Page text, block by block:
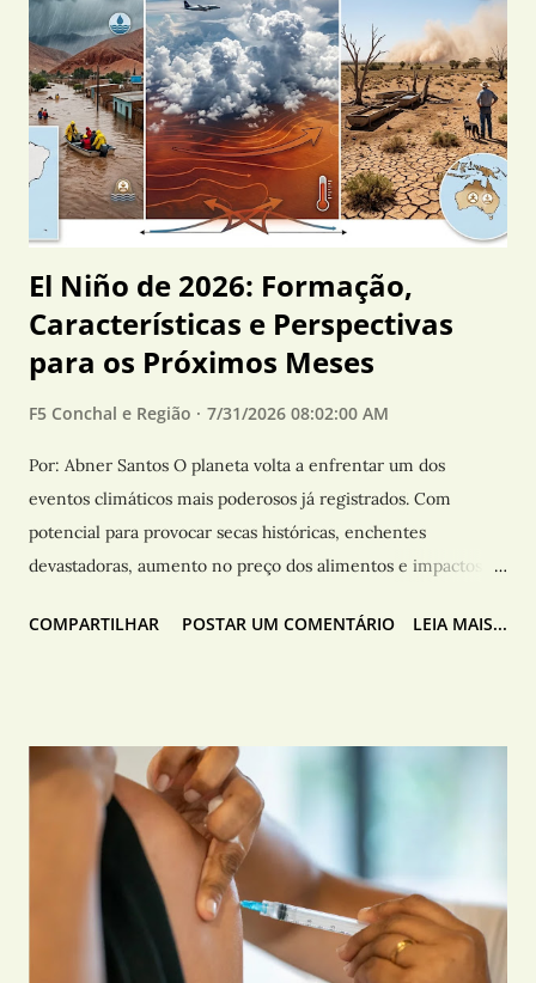
localizado e conduzido à Delegacia de Polícia de Conchal .
Após exame de corpo de delito, ele foi encaminhado à Cadeia
Pública de Limeira , onde permaneceu à disposição da Justiça
para audiência de custódia . Já a segunda prisão foi realizada
às 10h desta sexta-feira (31), na Rua dos Roncatto, no bairro
Esperança III, envolvendo um investigado de 28 anos.
Durant...
El Niño de 2026: Formação,
Características e Perspectivas
para os Próximos Meses
F5 Conchal e Região 7/31/2026 08:02:00 AM
Por: Abner Santos O planeta volta a enfrentar um dos
eventos climáticos mais poderosos já registrados. Com
potencial para provocar secas históricas, enchentes
devastadoras, aumento no preço dos alimentos e impactos
cientistas e a população. O Brasil entrou oficialmente em um
painel técnico elaborado conjuntamente pelo Instituto
Nacional de Pesquisas Espaciais (INPE), Instituto Nacional de
Meteorologia (INMET), Agência Nacional de Águas e
Saneamento Básico (ANA), Centro Nacional de
Monitoramento e Alertas de Desastres Naturais (CEMADEN),
Serviço Geológico do Brasil (SGB) e Secretaria Nacional de
Proteção e Defesa Civil (SEDEC). Mais do que anunciar a
COMPARTILHAR POSTAR UM COMENTÁRIO LEIA MAIS...